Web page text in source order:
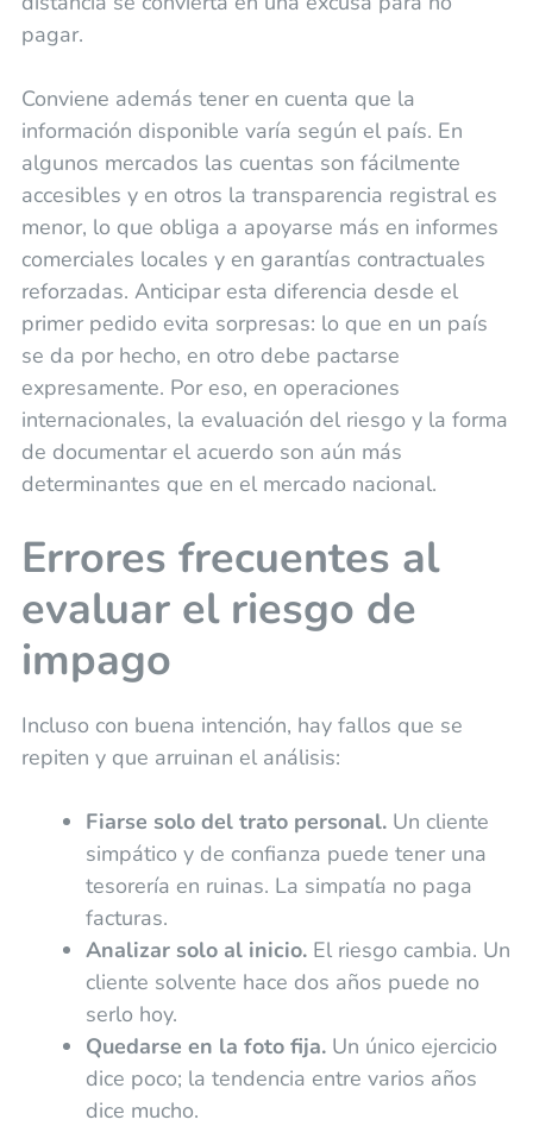
pagar.
Conviene además tener en cuenta que la
información disponible varía según el país. En
algunos mercados las cuentas son fácilmente
accesibles y en otros la transparencia registral es
menor, lo que obliga a apoyarse más en informes
comerciales locales y en garantías contractuales
reforzadas. Anticipar esta diferencia desde el
primer pedido evita sorpresas: lo que en un país
se da por hecho, en otro debe pactarse
expresamente. Por eso, en operaciones
internacionales, la evaluación del riesgo y la forma
de documentar el acuerdo son aún más
determinantes que en el mercado nacional.
Errores frecuentes al
evaluar el riesgo de
impago
Incluso con buena intención, hay fallos que se
repiten y que arruinan el análisis:
Fiarse solo del trato personal.Un cliente
simpático y de confianza puede tener una
tesorería en ruinas. La simpatía no paga
facturas.
Analizar solo al inicio.El riesgo cambia. Un
cliente solvente hace dos años puede no
serlo hoy.
Quedarse en la foto fija.Un único ejercicio
dice poco; la tendencia entre varios años
dice mucho.